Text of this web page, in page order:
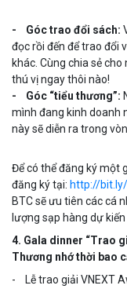
- Góc trao đổi sách:
đọc rồi đến để trao đổi
khác. Cùng chia sẻ
thú vị ngay thôi nào!
- Góc “tiểu thương”:
mình đang kinh doanh
này sẽ diễn ra trong
Để có thể đăng ký một
đăng ký tại: http://
BTC sẽ ưu tiên các cá
lượng sạp hàng dự
4. Gala dinner “Trao
Thương nhớ thời bao
- Lễ trao giải VNEXT